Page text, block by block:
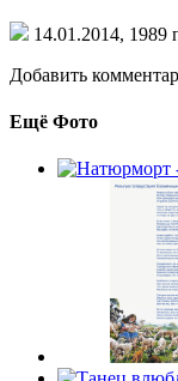
14.01.2014, 1989
Добавить
Ещё Фото